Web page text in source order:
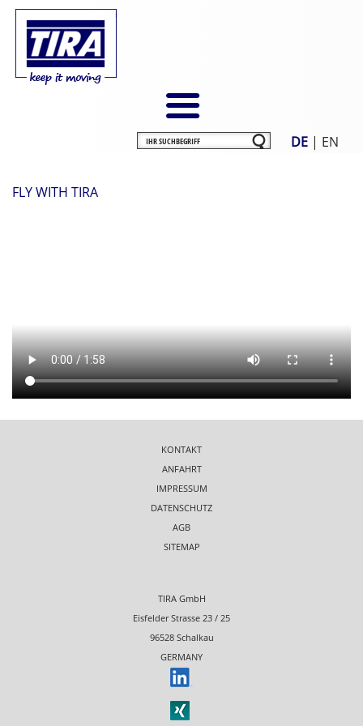
DE | EN
FLY WITH TIRA
KONTAKT
ANFAHRT
IMPRESSUM
DATENSCHUTZ
AGB
SITEMAP
TIRA GmbH
Eisfelder Strasse 23 / 25
96528 Schalkau
GERMANY